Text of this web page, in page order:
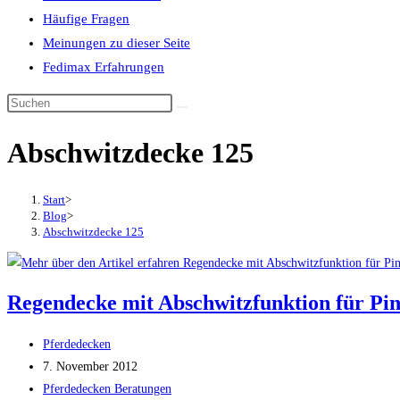
Häufige Fragen
Meinungen zu dieser Seite
Fedimax Erfahrungen
Diese
durchsuchen
Abschwitzdecke 125
Start>
Blog>
Abschwitzdecke 125
Regendecke mit Abschwitzfunktion für
Beitrags-
Autor:
Pferdedecken
Beitrag
veröffentlicht:
7. November 2012
Beitrags-
Pferdedecken Beratungen